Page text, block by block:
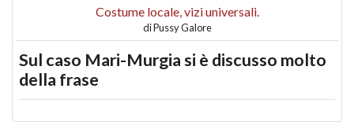
Costume locale, vizi universali.
diPussy Galore
Sul caso Mari-Murgia si è discusso molto
della frase